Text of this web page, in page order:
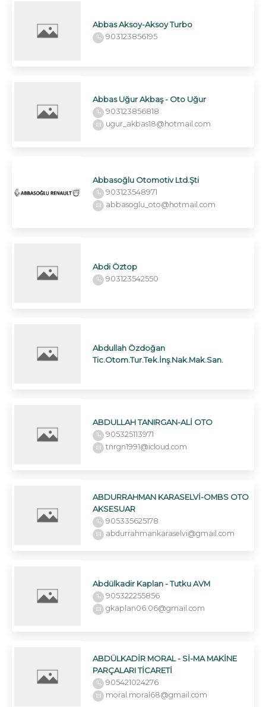
Abbas Aksoy-Aksoy Turbo
903123856195
Abbas Uğur Akbaş - Oto Uğur
903123856818
ugur_akbas18@hotmail.com
Abbasoğlu Otomotiv Ltd.Şti
903123548971
abbasoglu_oto@hotmail.com
Abdi Öztop
903123542550
Abdullah Özdoğan
Tic.Otom.Tur.Tek.İnş.Nak.Mak.San.
ABDULLAH TANIRGAN-ALİ OTO
905325113971
tnrgn1991@icloud.com
ABDURRAHMAN KARASELVİ-OMBS OTO
AKSESUAR
905335625178
abdurrahmankaraselvi@gmail.com
Abdülkadir Kaplan - Tutku AVM
905322255856
gkaplan06.06@gmail.com
ABDÜLKADİR MORAL - Sİ-MA MAKİNE
PARÇALARI TİCARETİ
905421024276
moral.moral68@gmail.com